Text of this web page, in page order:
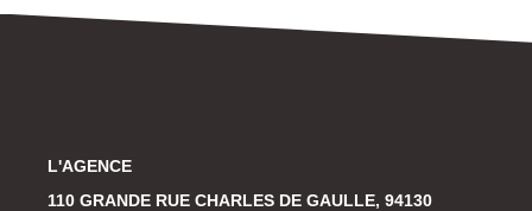
L'AGENCE
110 GRANDE RUE CHARLES DE GAULLE, 94130